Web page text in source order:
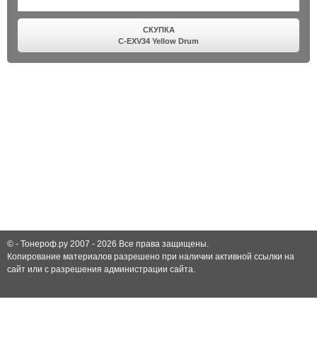
СКУПКА
C-EXV34 Yellow Drum
© - Тонероф.ру 2007 - 2026 Все права защищены.
Копирование материалов разрешено при наличии активной ссылки на
сайт или с разрешения администрации сайта.